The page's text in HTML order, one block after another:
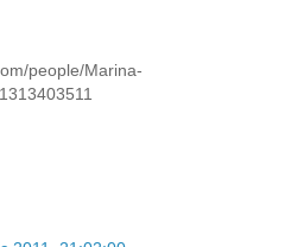
people/Marina-